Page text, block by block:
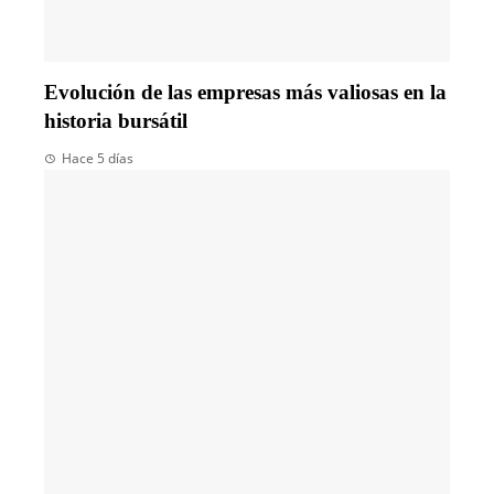
Evolución de las empresas más valiosas en la
historia bursátil
Hace 5 días